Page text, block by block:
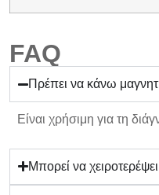
FAQ
Πρέπει να κάνω
Είναι χρήσιμη για τη
Μπορεί να